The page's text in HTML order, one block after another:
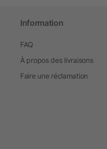
Information
FAQ
À propos des livraisons
Faire une réclamation